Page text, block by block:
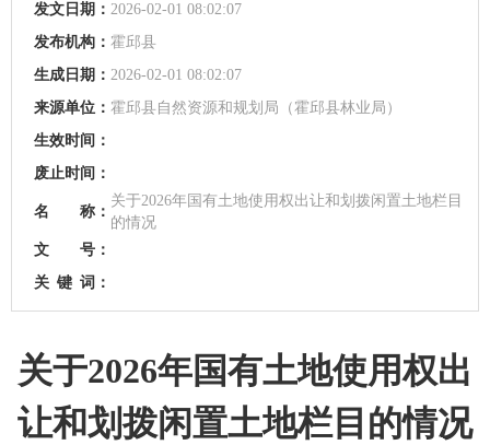
发文日期： 2026-02-01 08:02:07
发布机构： 霍邱县
生成日期： 2026-02-01 08:02:07
来源单位： 霍邱县自然资源和规划局（霍邱县林业局）
生效时间：
废止时间：
名 称：
关于2026年国有土地使用权出让和划拨闲置土地栏目
的情况
文 号：
关 键 词：
关于2026年国有土地使用权出
让和划拨闲置土地栏目的情况